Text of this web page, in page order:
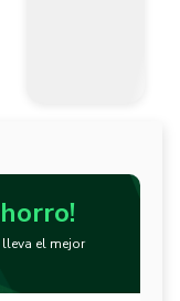
el mejor